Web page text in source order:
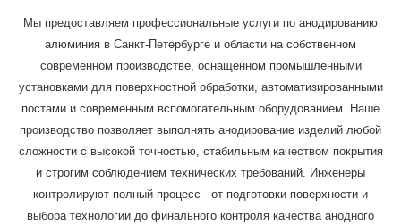
Мы предоставляем профессиональные услуги по анодированию
алюминия в Санкт-Петербурге и области на собственном
современном производстве, оснащённом промышленными
установками для поверхностной обработки, автоматизированными
постами и современным вспомогательным оборудованием. Наше
производство позволяет выполнять анодирование изделий любой
сложности с высокой точностью, стабильным качеством покрытия
и строгим соблюдением технических требований. Инженеры
контролируют полный процесс - от подготовки поверхности и
выбора технологии до финального контроля качества анодного